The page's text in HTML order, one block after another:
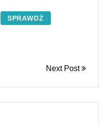
SPRAWDŹ
Next Post